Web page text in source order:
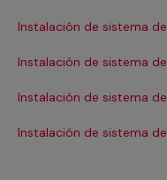
Instalación de sistema
Instalación de sistema
Instalación de sistema
Instalación de sistema